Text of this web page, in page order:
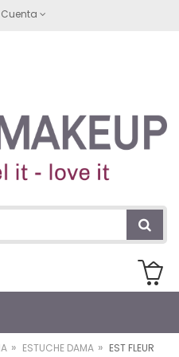
Cuenta
» ESTUCHE DAMA » EST FLEUR